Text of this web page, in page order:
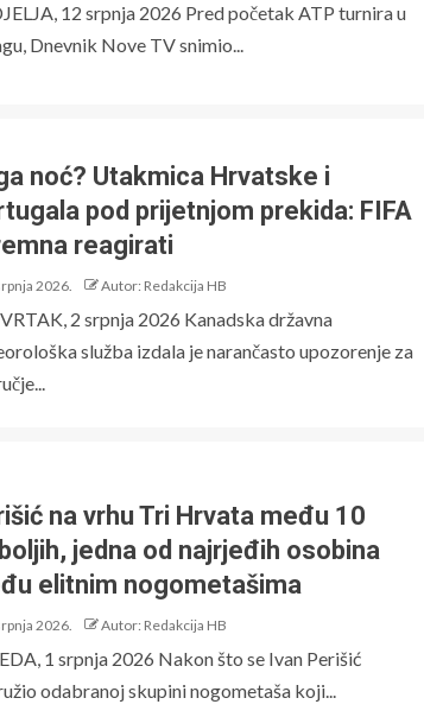
12 srpnja 2026 Pred početak ATP turnira u
Dnevnik Nove TV snimio...
noć? Utakmica Hrvatske i
pod prijetnjom prekida: FIFA
reagirati
2026. Autor: Redakcija HB
2 srpnja 2026 Kanadska državna
služba izdala je narančasto upozorenje za
na vrhu Tri Hrvata među 10
jedna od najrjeđih osobina
elitnim nogometašima
2026. Autor: Redakcija HB
1 srpnja 2026 Nakon što se Ivan Perišić
odabranoj skupini nogometaša koji...